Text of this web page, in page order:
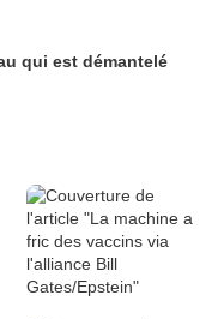
qui est démantelé